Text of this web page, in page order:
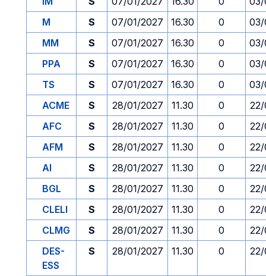
M
S 07/01/2027 16.30 0
03/
MM
S 07/01/2027 16.30 0
03/
PPA
S 07/01/2027 16.30 0
03/
TS
S 07/01/2027 16.30 0
03/
ACME
S 28/01/2027 11.30 0
AFC
S 28/01/2027 11.30 0
AFM
S 28/01/2027 11.30 0
AI
S 28/01/2027 11.30 0
BGL
S 28/01/2027 11.30 0
CLELI
S 28/01/2027 11.30 0
CLMG
S 28/01/2027 11.30 0
DES-
ESS
S 28/01/2027 11.30 0